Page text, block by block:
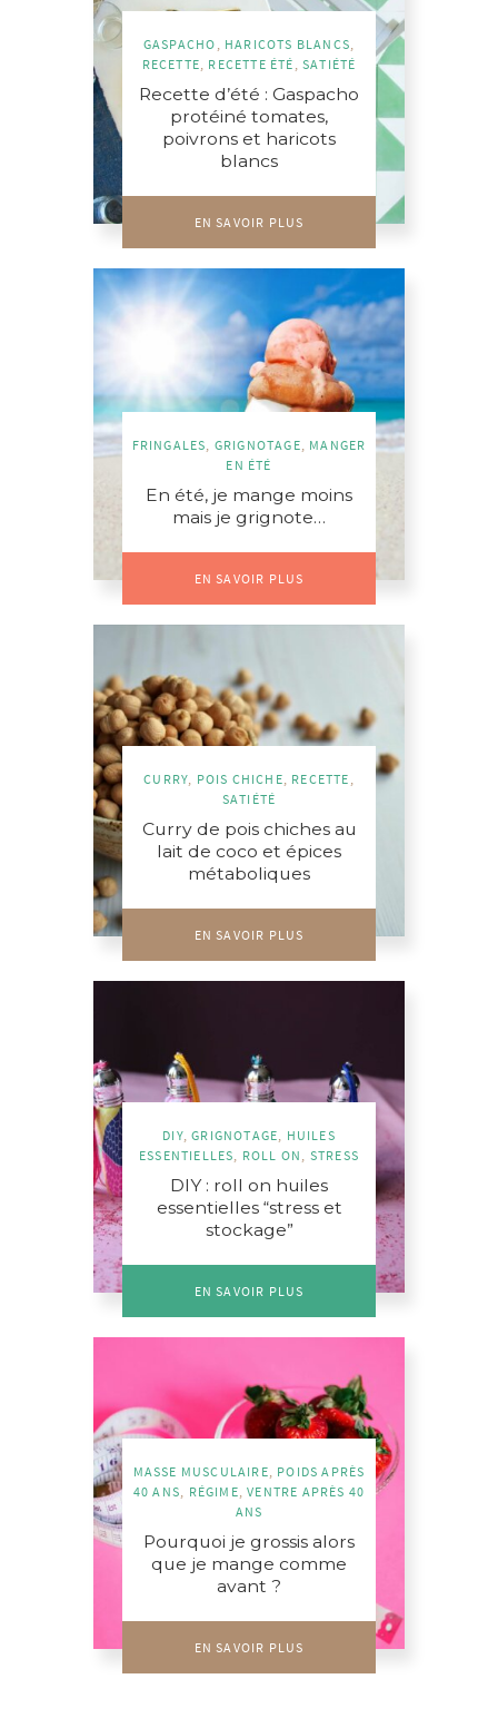
GASPACHO , HARICOTS BLANCS,
RECETTE, RECETTE ÉTÉ , SATIÉTÉ
Recette d’été : Gaspacho
protéiné tomates,
poivrons et haricots
blancs
EN SAVOIR PLUS
FRINGALES, GRIGNOTAGE, MANGER
EN ÉTÉ
En été, je mange moins
mais je grignote…
EN SAVOIR PLUS
CURRY, POIS CHICHE, RECETTE ,
SATIÉTÉ
Curry de pois chiches au
lait de coco et épices
métaboliques
EN SAVOIR PLUS
DIY,GRIGNOTAGE, HUILES
ESSENTIELLES, ROLL ON , STRESS
DIY : roll on huiles
essentielles “stress et
stockage”
EN SAVOIR PLUS
MASSE MUSCULAIRE, POIDS APRÈS
40 ANS, RÉGIME,VENTRE APRÈS 40
ANS
Pourquoi je grossis alors
que je mange comme
avant ?
EN SAVOIR PLUS